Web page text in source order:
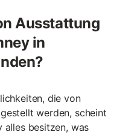
Ausstattung
in
die von
werden, scheint
alles besitzen, was